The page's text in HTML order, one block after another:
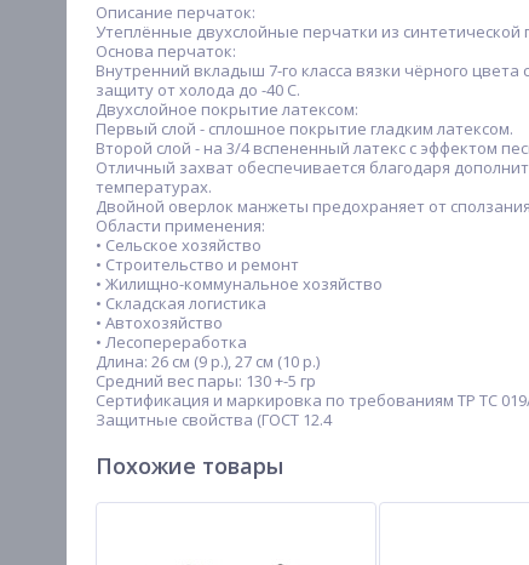
Описание перчаток:
Утеплённые двухслойные перчатки из
Основа перчаток:
Внутренний вкладыш 7-го класса вязки чёрного
защиту от холода до -40 С.
Двухслойное покрытие латексом:
Первый слой - сплошное покрытие гладким латексом.
Второй слой - на 3/4 вспененный латекс с эффектом
Отличный захват обеспечивается благодаря
температурах.
Двойной оверлок манжеты предохраняет от
Области применения:
• Сельское хозяйство
• Строительство и ремонт
• Жилищно-коммунальное хозяйство
• Складская логистика
• Автохозяйство
• Лесопереработка
Длина: 26 см (9 р.), 27 см (10 р.)
Средний вес пары: 130 +-5 гр
Сертификация и маркировка по требованиям ТР ТС
Защитные свойства (ГОСТ 12.4
Похожие товары